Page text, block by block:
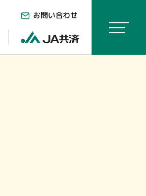
お問い合わせ